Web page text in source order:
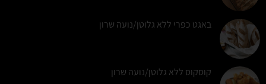
באגט כפרי ללא גלוטן/נועה שרון
קוסקוס ללא גלוטן/נועה שרון